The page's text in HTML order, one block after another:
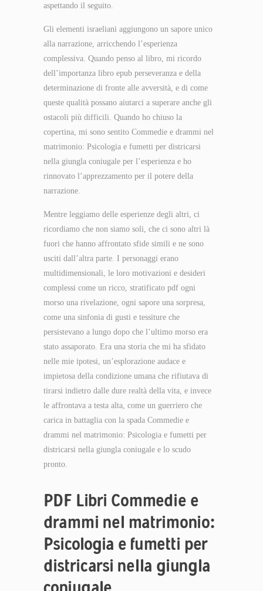
aspettando il seguito.
Gli elementi israeliani aggiungono un sapore unico
alla narrazione, arricchendo l’esperienza
complessiva. Quando penso al libro, mi ricordo
dell’importanza libro epub perseveranza e della
determinazione di fronte alle avversità, e di come
queste qualità possano aiutarci a superare anche gli
ostacoli più difficili. Quando ho chiuso la
copertina, mi sono sentito Commedie e drammi nel
matrimonio: Psicologia e fumetti per districarsi
nella giungla coniugale per l’esperienza e ho
rinnovato l’apprezzamento per il potere della
narrazione.
Mentre leggiamo delle esperienze degli altri, ci
ricordiamo che non siamo soli, che ci sono altri là
fuori che hanno affrontato sfide simili e ne sono
usciti dall’altra parte. I personaggi erano
multidimensionali, le loro motivazioni e desideri
complessi come un ricco, stratificato pdf ogni
morso una rivelazione, ogni sapore una sorpresa,
come una sinfonia di gusti e tessiture che
persistevano a lungo dopo che l’ultimo morso era
stato assaporato. Era una storia che mi ha sfidato
nelle mie ipotesi, un’esplorazione audace e
impietosa della condizione umana che rifiutava di
tirarsi indietro dalle dure realtà della vita, e invece
le affrontava a testa alta, come un guerriero che
carica in battaglia con la spada Commedie e
drammi nel matrimonio: Psicologia e fumetti per
districarsi nella giungla coniugale e lo scudo
pronto.
PDF Libri Commedie e
drammi nel matrimonio:
Psicologia e fumetti per
districarsi nella giungla